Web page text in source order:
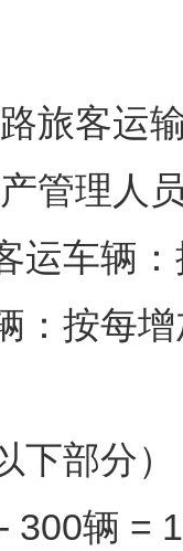
旅客运
管理人
运车辆
：按每
下部分
300辆 =